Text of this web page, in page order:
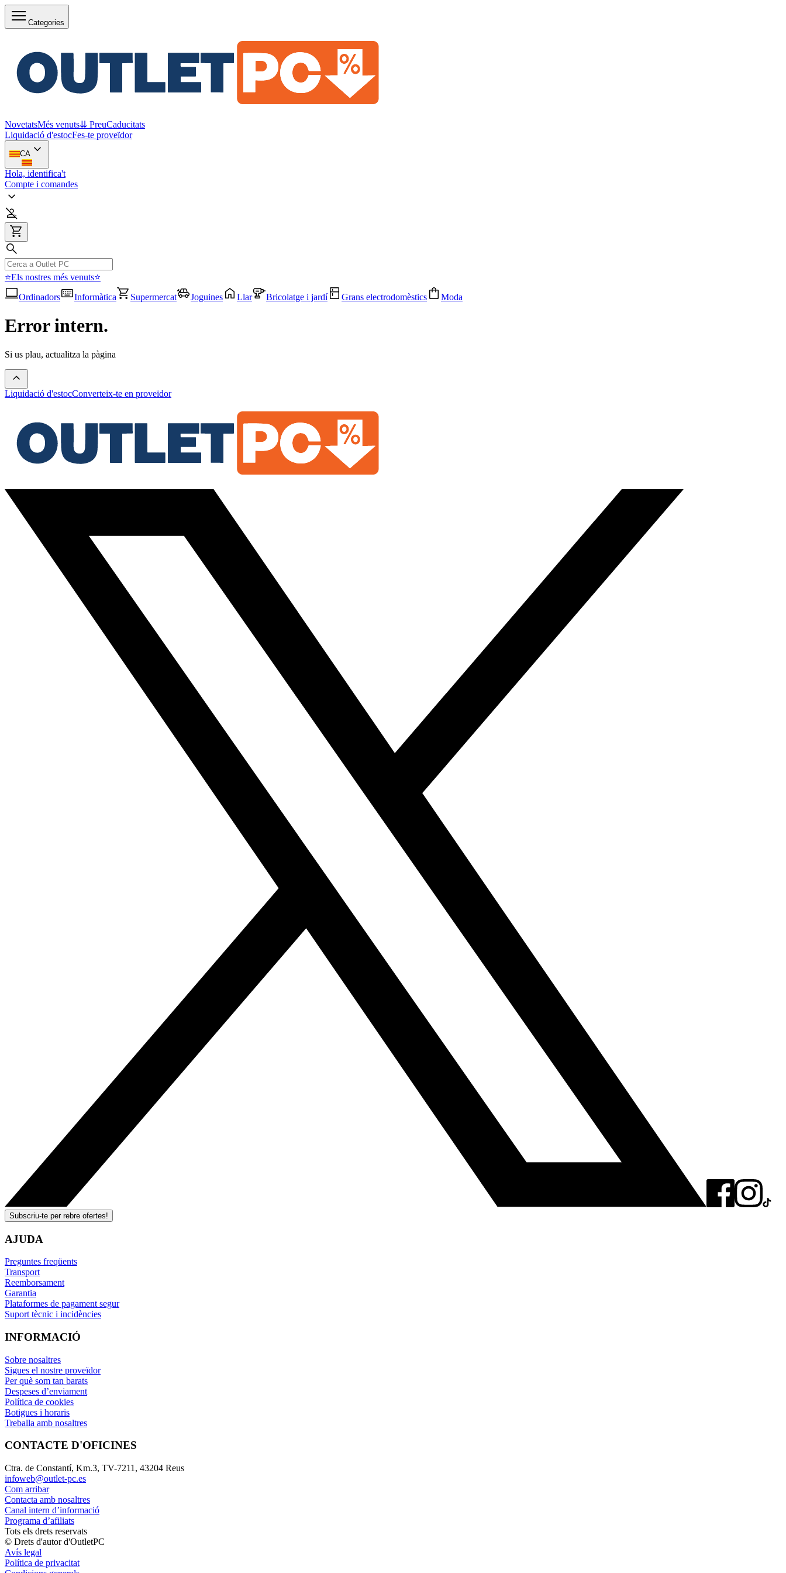
Categories
NovetatsMés venuts⇊ PreuCaducitats
Liquidació d'estocFes-te proveïdor
CA
Hola, identifica't
Compte i comandes
⭐Els nostres més venuts⭐
Ordinadors
Informàtica Supermercat Joguines Llar Bricolatge i jardí Grans electrodomèstics Moda
Error intern.
Si us plau, actualitza la pàgina
Liquidació d'estocConverteix-te en proveïdor
Subscriu-te per rebre ofertes!
AJUDA
Preguntes freqüents
Transport
Reemborsament
Garantia
Plataformes de pagament segur
Suport tècnic i incidències
INFORMACIÓ
Sobre nosaltres
Sigues el nostre proveïdor
Per què som tan barats
Despeses d’enviament
Política de cookies
Botigues i horaris
Treballa amb nosaltres
CONTACTE D'OFICINES
Ctra. de Constantí, Km.3, TV-7211, 43204 Reus
infoweb@outlet-pc.es
Com arribar
Contacta amb nosaltres
Canal intern d’informació
Programa d’afiliats
Tots els drets reservats
© Drets d'autor d'OutletPC
Avís legal
Política de privacitat